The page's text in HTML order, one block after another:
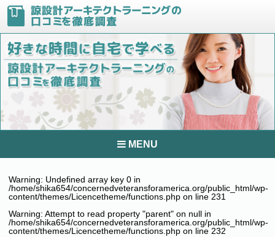
MENU
Warning: Undefined array key 0 in
/home/shika654/concernedveteransforamerica.org/public_html/wp-
content/themes/Licencetheme/functions.php on line 231
Warning: Attempt to read property "parent" on null in
/home/shika654/concernedveteransforamerica.org/public_html/wp-
content/themes/Licencetheme/functions.php on line 232